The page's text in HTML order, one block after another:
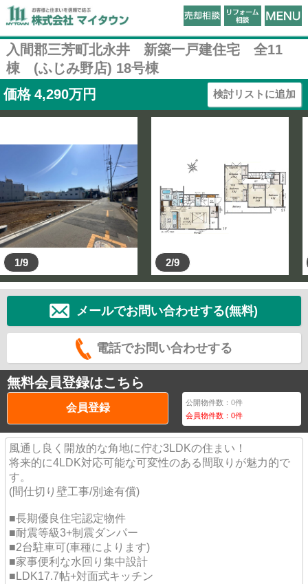
入間郡三芳町北永井 新築一戸建住宅 全11
棟 (ふじみ野店) 18号棟
価格 4,290万円 検討リストに追加
1/9 2/9
メールでお問い合わせする(無料)
電話でお問い合わせする
無料会員登録はこちら
会員登録 公開物件数：0件
会員物件数：0件
風通し良く開放的な角地に佇む3LDKの住まい！
将来的に4LDK対応可能な可変性のある間取りが魅力的で
す。
(間仕切り壁工事/別途有償)
■長期優良住宅認定物件
■耐震等級3+制震ダンパー
■2台駐車可(車種によります)
■家事便利な水回り集中設計
■LDK17.7帖+対面式キッチン